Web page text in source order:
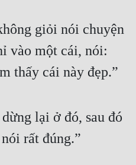
giỏi nói chuyện
vào một cái, nói:
thấy cái này đẹp.”
lại ở đó, sau đó
rất đúng.”